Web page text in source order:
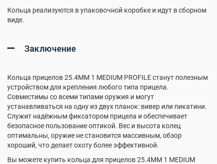
Кольца реализуются в упаковочной коробке и идут в сборном
виде.
Заключение
Кольца прицелов 25.4MM 1 MEDIUM PROFILE станут полезным
устройством для крепления любого типа прицела.
Совместимы со всеми типами оружия и могут
устанавливаться на одну из двух планок: вивер или пикатини.
Служит надёжным фиксатором прицела и обеспечивает
безопасное пользование оптикой. Вес и высота колец
оптимальны, оружие не становится массивным, обзор
хороший, что делает охоту более эффективной.
Вы можете купить кольца для прицелов 25.4MM 1 MEDIUM